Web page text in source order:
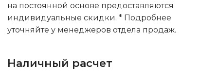
на постоянной основе предоставляются
индивидуальные скидки. * Подробнее
уточняйте у менеджеров отдела продаж.
Наличный расчет